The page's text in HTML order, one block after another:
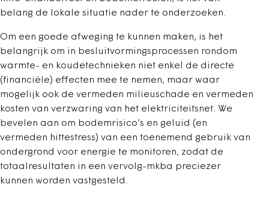
belang de lokale situatie nader te onderzoeken.
Om een goede afweging te kunnen maken, is het
belangrijk om in besluitvormingsprocessen rondom
warmte- en koudetechnieken niet enkel de directe
(financiële) effecten mee te nemen, maar waar
mogelijk ook de vermeden milieuschade en vermeden
kosten van verzwaring van het elektriciteitsnet. We
bevelen aan om bodemrisico’s en geluid (en
vermeden hittestress) van een toenemend gebruik van
ondergrond voor energie te monitoren, zodat de
totaalresultaten in een vervolg-mkba preciezer
kunnen worden vastgesteld.